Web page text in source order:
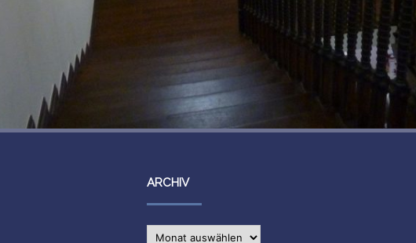
ARCHIV
Archiv